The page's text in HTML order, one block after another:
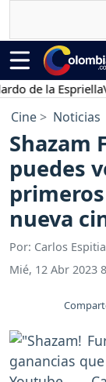
la Espriella
Cine Noticias
Shazam
puedes
nueva
Por: Carlos
Mié, 12 Abr 2023